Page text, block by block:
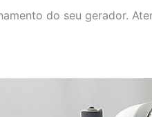
do seu gerador.